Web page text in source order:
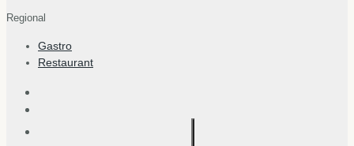
Regional
Gastro
Restaurant